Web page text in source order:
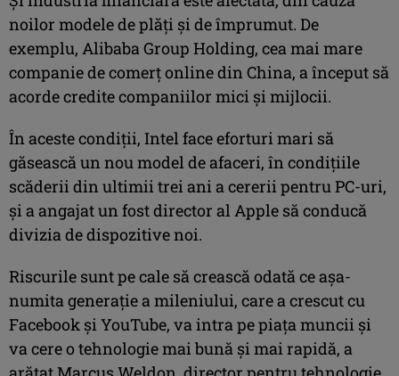
noilor modele de plăţi şi de împrumut. De
exemplu, Alibaba Group Holding, cea mai mare
companie de comerţ online din China, a început să
acorde credite companiilor mici şi mijlocii.
În aceste condiţii, Intel face eforturi mari să
găsească un nou model de afaceri, în condiţiile
scăderii din ultimii trei ani a cererii pentru PC-uri,
şi a angajat un fost director al Apple să conducă
divizia de dispozitive noi.
Riscurile sunt pe cale să crească odată ce aşa-
numita generaţie a mileniului, care a crescut cu
Facebook şi YouTube, va intra pe piaţa muncii şi
va cere o tehnologie mai bună şi mai rapidă, a